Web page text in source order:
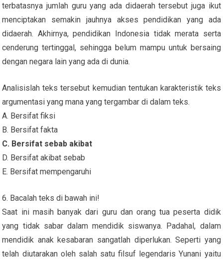
terbatasnya jumlah guru yang ada didaerah tersebut juga ikut
menciptakan semakin jauhnya akses pendidikan yang ada
didaerah. Akhirnya, pendidikan Indonesia tidak merata serta
cenderung tertinggal, sehingga belum mampu untuk bersaing
dengan negara lain yang ada di dunia.
Analisislah teks tersebut kemudian tentukan karakteristik teks
argumentasi yang mana yang tergambar di dalam teks.
A. Bersifat fiksi
B. Bersifat fakta
C. Bersifat sebab akibat
D. Bersifat akibat sebab
E. Bersifat mempengaruhi
6. Bacalah teks di bawah ini!
Saat ini masih banyak dari guru dan orang tua peserta didik
yang tidak sabar dalam mendidik siswanya. Padahal, dalam
mendidik anak kesabaran sangatlah diperlukan. Seperti yang
telah diutarakan oleh salah satu filsuf legendaris Yunani yaitu